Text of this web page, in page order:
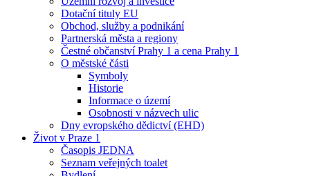
Dotační tituly EU
Obchod, služby a podnikání
Partnerská města a regiony
Čestné občanství Prahy 1 a cena Prahy 1
O městské části
Symboly
Historie
Informace o území
Osobnosti v názvech ulic
Dny evropského dědictví (EHD)
Život v Praze 1
Časopis JEDNA
Seznam veřejných toalet